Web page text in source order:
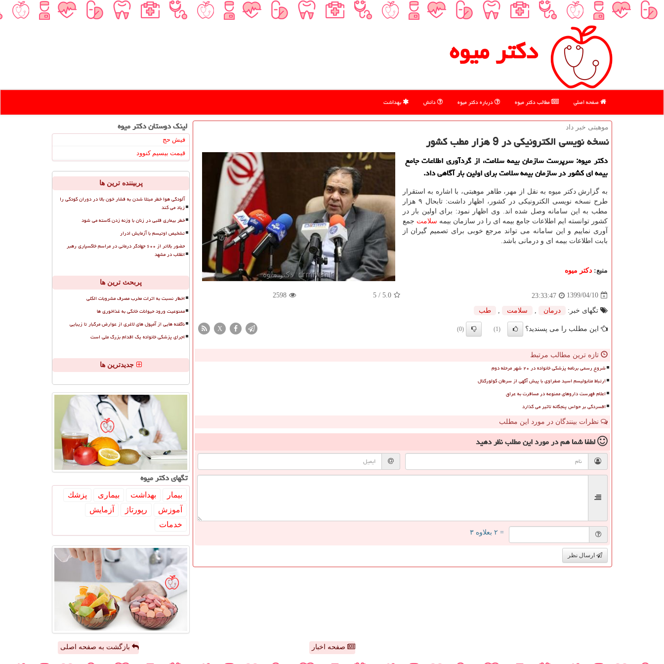
دكتر میوه
صفحه اصلی مطالب دكتر میوه درباره دكتر میوه دانش بهداشت
موهبتی خبر داد
نسخه نویسی الكترونیكی در 9 هزار مطب كشور
دكتر میوه: سرپرست سازمان بیمه سلامت، از گردآوری اطلاعات جامع
بیمه ای كشور در سازمان بیمه سلامت برای اولین بار آگاهی داد.
به گزارش دکتر میوه به نقل از مهر، طاهر موهبتی، با اشاره به استقرار
طرح نسخه نویسی الکترونیکی در کشور، اظهار داشت: تابحال ۹ هزار
مطب به این سامانه وصل شده اند. وی اظهار نمود: برای اولین بار در
کشور توانسته ایم اطلاعات جامع بیمه ای را در سازمان بیمه سلامت جمع
آوری نماییم و این سامانه می تواند مرجع خوبی برای تصمیم گیران از
بابت اطلاعات بیمه ای و درمانی باشد.
منبع: دكتر میوه
1399/04/10
23:33:47
5.0
/ 5
2598
تگهای خبر: درمان سلامت طب
این مطلب را می پسندید؟ (1)
(0)
X
تازه ترین مطالب مرتبط
شروع رسمی برنامه پزشکی خانواده در ۲۰ شهر مرحله دوم
ارتباط متابولیسم اسید صفراوی با پیش آگهی از سرطان کولورکتال
اعلام فهرست داروهای ممنوعه در مسافرت به عراق
افسردگی بر حواس پنجگانه تاثیر می گذارد
نظرات بینندگان در مورد این مطلب
لطفا شما همدر مورد این مطلبنظر دهید
= ۲ بعلاوه ۳
ارسال نظر
لینک دوستان دكتر میوه
فیش حج
قیمت بیسیم کنوود
پربیننده ترین ها
آلودگی هوا خطر مبتلا شدن به فشار خون بالا در دوران کودکی را
زیاد می کند
خطر بیماری قلبی در زنان با وزنه زدن کاسته می شود
تشخیص اوتیسم با آزمایش ادرار
حضور بالاتر از ۶۰۰ جهادگر درمانی در مراسم خاکسپاری رهبر
انقلاب در مشهد
پربحث ترین ها
اخطار نسبت به اثرات مخرب مصرف مشروبات الکلی
ممنوعیت ورود حیوانات خانگی به غذاخوری ها
ناگفته هایی از آمپول های لاغری از عوارض مرگبار تا زیبایی
اجرای پزشکی خانواده یک اقدام بزرگ ملی است
جدیدترین ها
تگهای دكتر میوه
بیمار بهداشت بیماری
پزشك
آموزش
رپورتاژ
آزمایش
خدمات
صفحه اخبار بازگشت به صفحه اصلی